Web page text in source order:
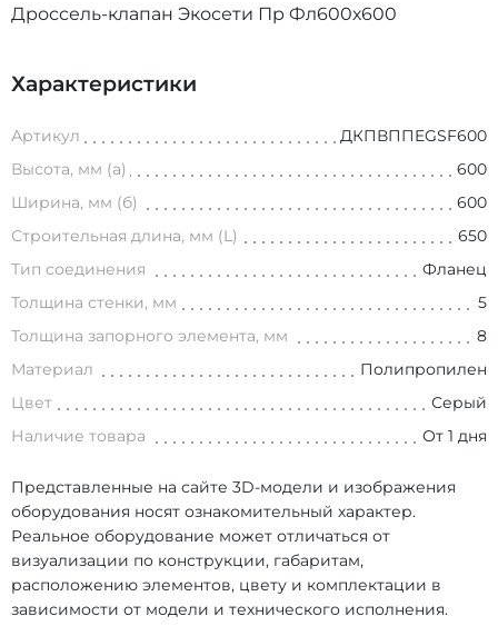
Дроссель-клапан Экосети Пр Фл600х600
Характеристики
Артикул
ДКПВППEGSF600
Высота, мм (а)
600
Ширина, мм (б)
600
Строительная длина, мм (L)
650
Тип соединения
Фланец
Толщина стенки, мм
5
Толщина запорного элемента, мм
8
Материал
Полипропилен
Цвет
Серый
Наличие товара
От 1 дня
Представленные на сайте 3D-модели и изображения
оборудования носят ознакомительный характер.
Реальное оборудование может отличаться от
визуализации по конструкции, габаритам,
расположению элементов, цвету и комплектации в
зависимости от модели и технического исполнения.